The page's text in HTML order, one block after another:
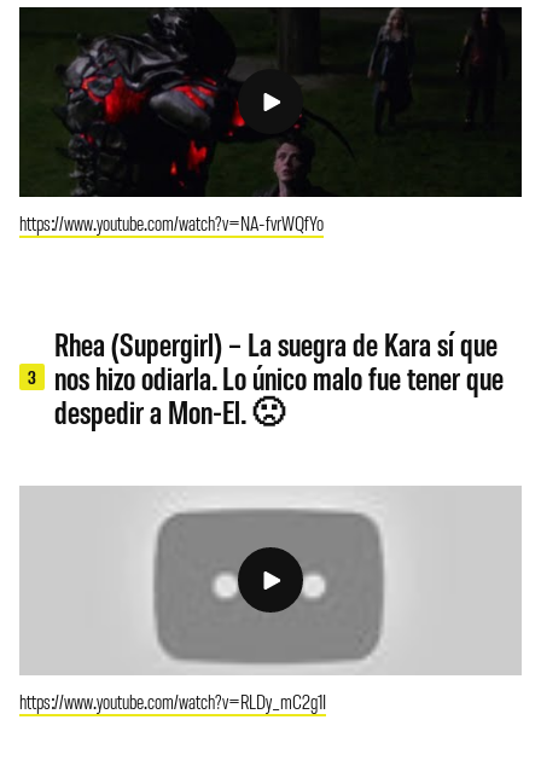
https://www.youtube.com/watch?v=NA-fvrWQfYo
3
Rhea (Supergirl) – La suegra de Kara sí que
nos hizo odiarla. Lo único malo fue tener que
despedir a Mon-El. 🙁
https://www.youtube.com/watch?v=RLDy_mC2g1I